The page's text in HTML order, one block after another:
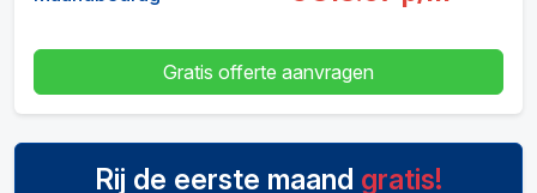
Gratis offerte aanvragen
Rij de eerste maand gratis!